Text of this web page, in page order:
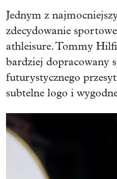
Jednym z
zdecydowanie
athleisure. Tommy
bardziej dopracowany
futurystycznego
subtelne logo i